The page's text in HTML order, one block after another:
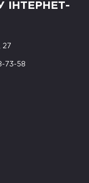
ІНТЕРНЕТ-
27
73-58